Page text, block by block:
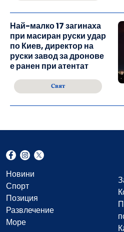
Най-малко 17 загинаха
при масиран руски удар
по Киев, директор на
руски завод за дронове
е ранен при атентат
Свят
Новини
Спорт
Позиция
Развлечение
Море